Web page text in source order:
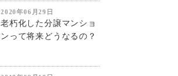
2020年06月29日
老朽化した分譲マンショ
ンって将来どうなるの？